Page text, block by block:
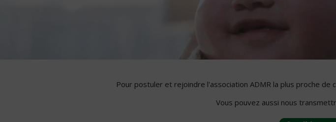
Pour postuler et rejoindre l'association ADMR la plus proche
Vous pouvez aussi nous